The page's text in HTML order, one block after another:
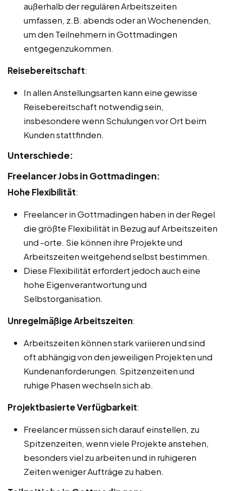
außerhalb der regulären Arbeitszeiten
umfassen, z.B. abends oder an Wochenenden,
um den Teilnehmern in Gottmadingen
entgegenzukommen.
Reisebereitschaft:
In allen Anstellungsarten kann eine gewisse
Reisebereitschaft notwendig sein,
insbesondere wenn Schulungen vor Ort beim
Kunden stattfinden.
Unterschiede:
Freelancer Jobs in Gottmadingen:
Hohe Flexibilität:
Freelancer in Gottmadingen haben in der Regel
die größte Flexibilität in Bezug auf Arbeitszeiten
und -orte. Sie können ihre Projekte und
Arbeitszeiten weitgehend selbst bestimmen.
Diese Flexibilität erfordert jedoch auch eine
hohe Eigenverantwortung und
Selbstorganisation.
Unregelmäßige Arbeitszeiten:
Arbeitszeiten können stark variieren und sind
oft abhängig von den jeweiligen Projekten und
Kundenanforderungen. Spitzenzeiten und
ruhige Phasen wechseln sich ab.
Projektbasierte Verfügbarkeit:
Freelancer müssen sich darauf einstellen, zu
Spitzenzeiten, wenn viele Projekte anstehen,
besonders viel zu arbeiten und in ruhigeren
Zeiten weniger Aufträge zu haben.